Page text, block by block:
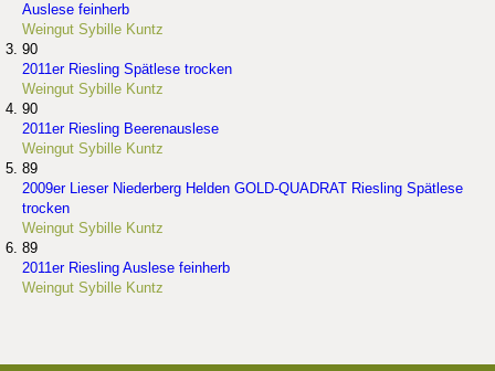
Auslese feinherb
Weingut Sybille Kuntz
90
2011er Riesling Spätlese trocken
Weingut Sybille Kuntz
90
2011er Riesling Beerenauslese
Weingut Sybille Kuntz
89
2009er Lieser Niederberg Helden GOLD-QUADRAT Riesling Spätlese
trocken
Weingut Sybille Kuntz
89
2011er Riesling Auslese feinherb
Weingut Sybille Kuntz